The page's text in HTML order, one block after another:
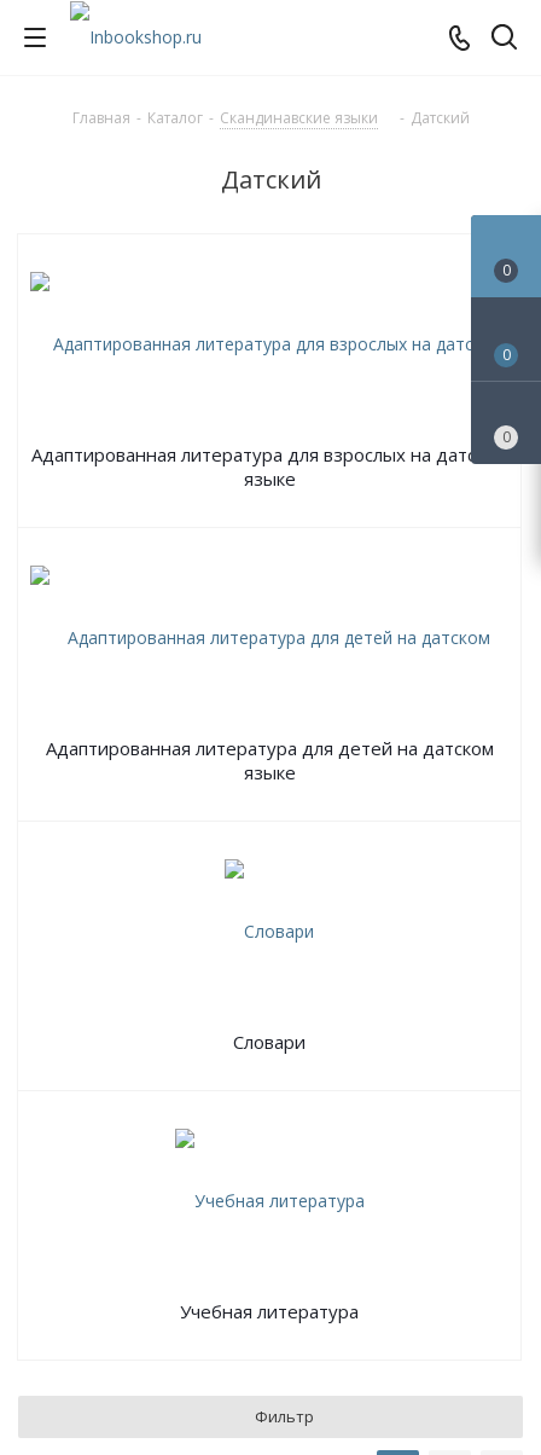
Главная - Каталог - Скандинавские языки - Датский
Датский
Адаптированная литература для взрослых на датском
языке
Адаптированная литература для детей на датском
языке
Словари
Учебная литература
Фильтр
0
0
0